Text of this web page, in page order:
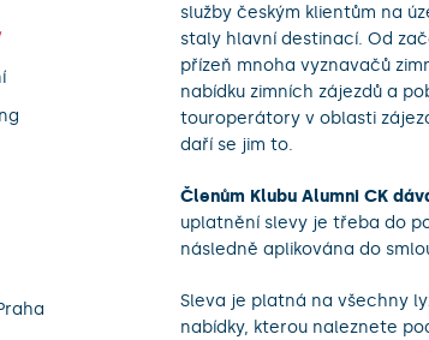
služby českým klientům na
staly hlavní destinací. Od
přízeň mnoha vyznavačů
nabídku zimních zájezdů a
touroperátory v oblasti
daří se jim to.
Členům Klubu Alumni CK
uplatnění slevy je třeba do
následně aplikována do
Sleva je platná na všechny
nabídky, kterou naleznete